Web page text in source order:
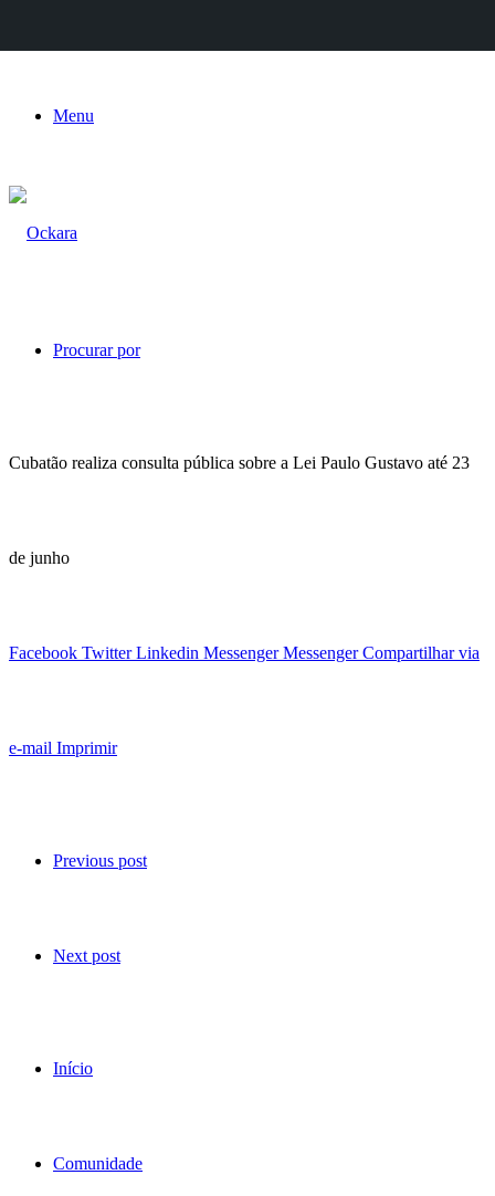
Menu
Procurar por
Cubatão realiza consulta pública sobre a Lei Paulo Gustavo até 23
de junho
Facebook Twitter Linkedin Messenger Messenger Compartilhar via
e-mail Imprimir
Previous post
Next post
Início
Comunidade